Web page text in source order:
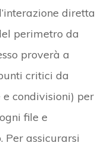
diretta
perimetro da
proverà a
critici da
condivisioni) per
file e
Per assicurarsi